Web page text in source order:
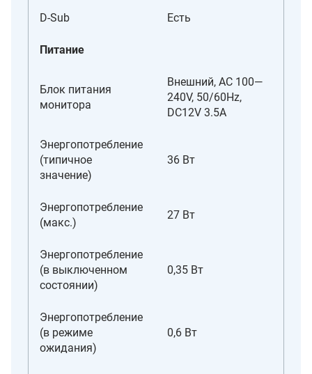
D-Sub Есть
Питание
Блок питания
монитора
Внешний, AC 100—
240V, 50/60Hz,
DC12V 3.5A
Энергопотребление
(типичное
значение)
36 Вт
Энергопотребление
(макс.)
27 Вт
Энергопотребление
(в выключенном
состоянии)
0,35 Вт
Энергопотребление
(в режиме
ожидания)
0,6 Вт